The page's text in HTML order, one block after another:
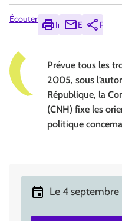
Écouter
ImprimerEnvoyer
Prévue tous les
2005, sous
République, la
(CNH) fixe les
politique
Le 4 septembre